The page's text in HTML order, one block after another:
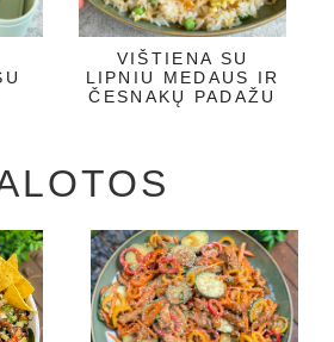
VIŠTIENA SU
LIPNIU MEDAUS IR
ČESNAKŲ PADAŽU